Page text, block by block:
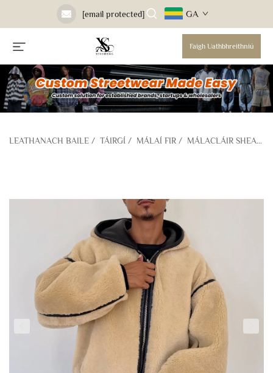
[email protected] GA
Faigh Uathbhreithniú
LEATHANACH BAILE / TÁIRGÍ / MÁLAÍ FIR/ MÁLACLÁIR SHEALÁIDEACHA